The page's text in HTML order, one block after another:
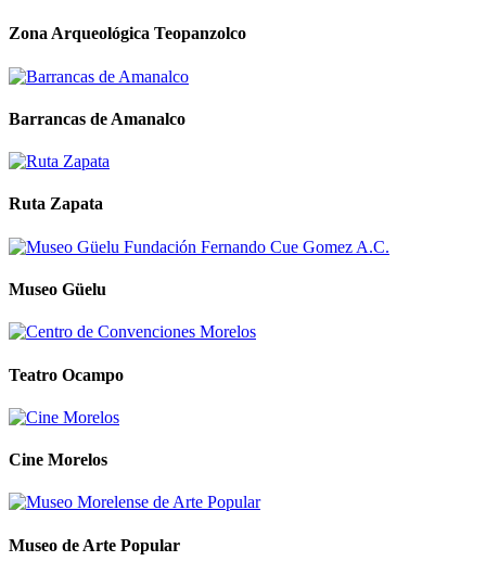
Zona Arqueológica Teopanzolco
Barrancas de Amanalco
Ruta Zapata
Museo Güelu
Teatro Ocampo
Cine Morelos
Museo de Arte Popular